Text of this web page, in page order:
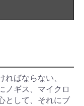
ばならない、
ノギス、マイクロ
として、それにブ